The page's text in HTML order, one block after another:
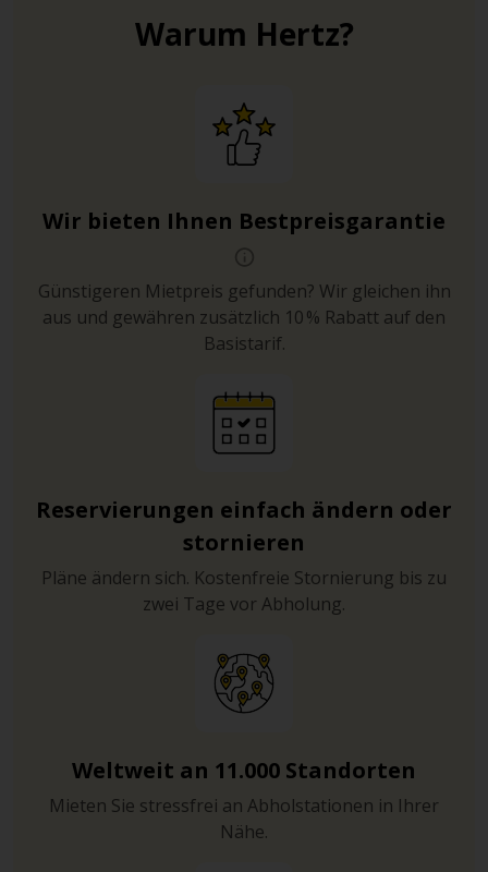
Warum Hertz?
Wir bieten Ihnen Bestpreisgarantie
Günstigeren Mietpreis gefunden? Wir gleichen ihn
aus und gewähren zusätzlich 10 % Rabatt auf den
Basistarif.
Reservierungen einfach ändern oder
stornieren
Pläne ändern sich. Kostenfreie Stornierung bis zu
zwei Tage vor Abholung.
Weltweit an 11.000 Standorten
Mieten Sie stressfrei an Abholstationen in Ihrer
Nähe.